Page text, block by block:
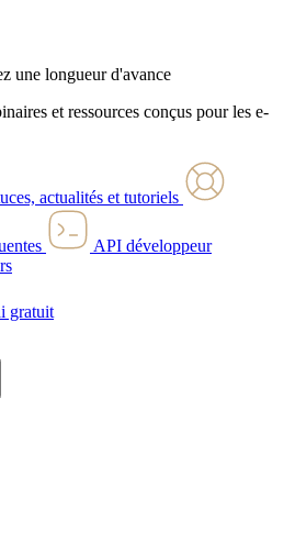
une longueur d'avance
et ressources conçus pour les e-
actualités et tutoriels
API développeur
gratuit